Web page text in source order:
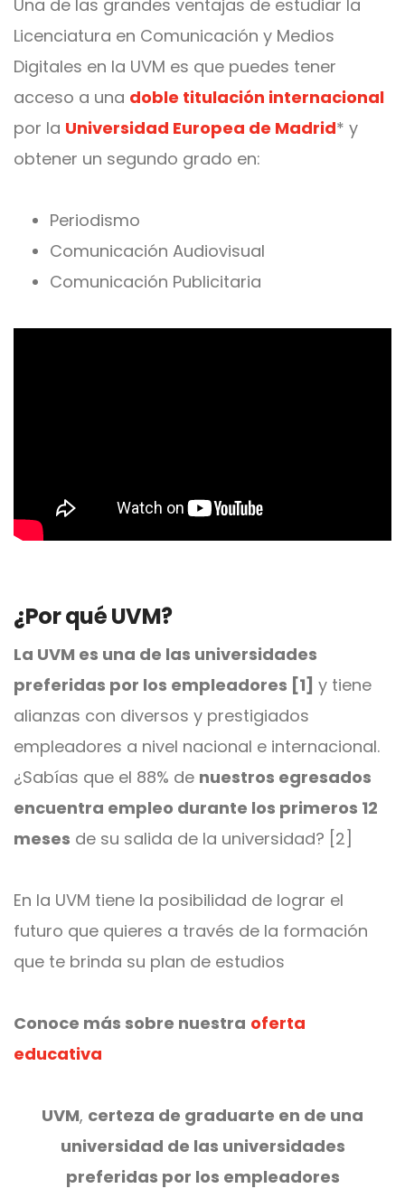
Una de las grandes ventajas de estudiar la
Licenciatura en Comunicación y Medios
Digitales en la UVM es que puedes tener
acceso a una doble titulación internacional
por la Universidad Europea de Madrid* y
obtener un segundo grado en:
Periodismo
Comunicación Audiovisual
Comunicación Publicitaria
¿Por qué UVM?
La UVM es una de las universidades
preferidas por los empleadores [1] y tiene
alianzas con diversos y prestigiados
empleadores a nivel nacional e internacional.
¿Sabías que el 88% de nuestros egresados
encuentra empleo durante los primeros 12
meses de su salida de la universidad? [2]
En la UVM tiene la posibilidad de lograr el
futuro que quieres a través de la formación
que te brinda su plan de estudios
Conoce más sobre nuestra oferta
educativa
UVM, certeza de graduarte en de una
universidad de las universidades
preferidas por los empleadores